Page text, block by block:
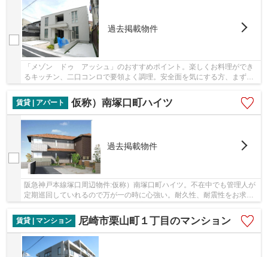
過去掲載物件
「メゾン ドゥ アッシュ」のおすすめポイント。楽しくお料理ができ
るキッチン、二口コンロで要領よく調理。安全面を気にする方、まずは
賃貸 | アパート
仮称）南塚口町ハイツ
過去掲載物件
阪急神戸本線塚口周辺物件:仮称）南塚口町ハイツ。不在中でも管理人が
定期巡回していれるので万が一の時に心強い。耐久性、耐震性をお求め
賃貸 | マンション
尼崎市栗山町１丁目のマンション